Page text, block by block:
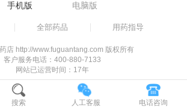
手机版 电脑版
全部药品 用药指导
店 http://www.fuguantang.com 版权所有
客户服务电话：400-880-7133
网站已运营时间：17年
搜索 人工客服 电话咨询